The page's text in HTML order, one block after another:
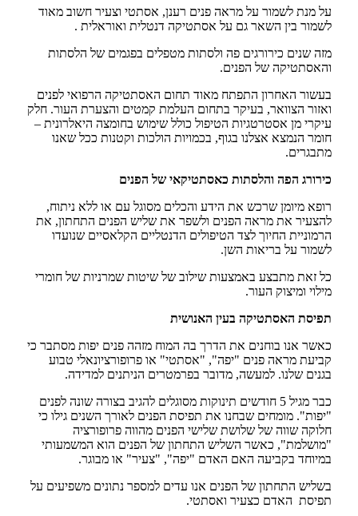
על מנת לשמור על מראה פנים רענן, אסתטי וצעיר חשוב מאוד
לשמור בין השאר גם על אסתטיקה דנטלית ואוראלית .
מזה שנים כירורגים פה ולסתות מטפלים בפגמים של הלסתות
והאסתטיקה של הפנים.
בעשור האחרון התפתח מאוד תחום האסתטיקה הרפואי לפנים
ואזור הצוואר, בעיקר בתחום העלמת קמטים והצערת העור. חלק
עיקרי מן אסטרטגיות הטיפול כולל שימוש בחומצה היאלרונית –
חומר הנמצא אצלנו בגוף, בכמויות הולכות וקטנות ככל שאנו
מתבגרים.
כירורג הפה והלסתות כאסתטיקאי של הפנים
רופא מיומן שרכש את הידע והכלים מסוגל עם או ללא ניתוח,
להצעיר את מראה הפנים ולשפר את שליש הפנים התחתון, את
הרמוניית החיוך לצד הטיפולים הדנטליים הקלאסיים שנועדו
לשמור על בריאות השן.
כל זאת מתבצע באמצעות שילוב של שיטות שמרניות של חומרי
מילוי ומיצוק העור.
תפיסת האסתטיקה בעין האנושית
כאשר אנו בוחנים את הדרך בה המוח מזהה פנים יפות מסתבר כי
קביעת מראה פנים "יפה", "אסתטי" או פרופורציונאלי טבוע
בגנים שלנו. למעשה, מדובר בפרמטרים הניתנים למדידה.
כבר מגיל 5 חודשים תינוקות מסוגלים להגיב בצורה שונה לפנים
"יפות". מומחים שבחנו את תפיסת הפנים לאורך השנים גילו כי
חלוקה שווה של שלושת שלישי הפנים מהווה פרופורציה
"מושלמת", כאשר השליש התחתון של הפנים הוא המשמעותי
במיוחד בקביעה האם האדם "יפה", "צעיר" או מבוגר.
בשליש התחתון של הפנים אנו עדים למספר נתונים משפיעים על
תפיסת האדם כצעיר ואסתטי.